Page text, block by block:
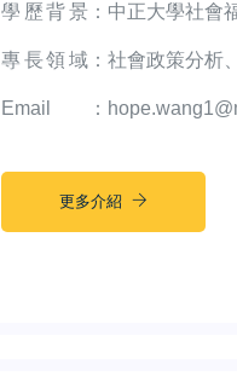
學歷背景 ： 中正大學社會
專長領域 ： 社會政策分析
Email ：
更多介紹